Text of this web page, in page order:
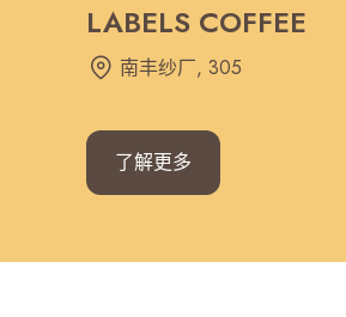
热门
最近搜寻纪录
LABELS COFFEE
南丰纱厂, 305
了解更多